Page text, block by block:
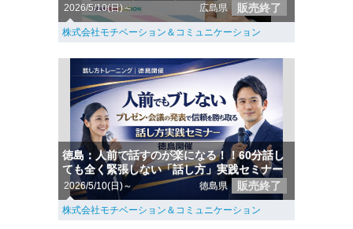
2026/5/10(日)～ 広島県 販売終了
株式会社モチベーション＆コミュニケーション
徳島：人前で話すのが楽になる！！60分話し
ても全く緊張しない「話し方」実践セミナー
2026/5/10(日)～ 徳島県 販売終了
株式会社モチベーション＆コミュニケーション